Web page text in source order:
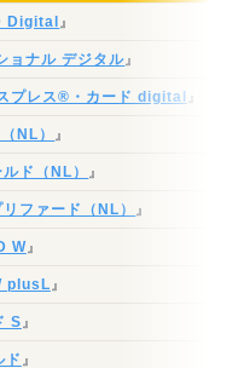
Digital 』
ョナル デジタル 』
プレス®・カード digital
NL） 』
ド（NL） 』
ファード（NL） 』
W』
plusL 』
S 』
ド 』